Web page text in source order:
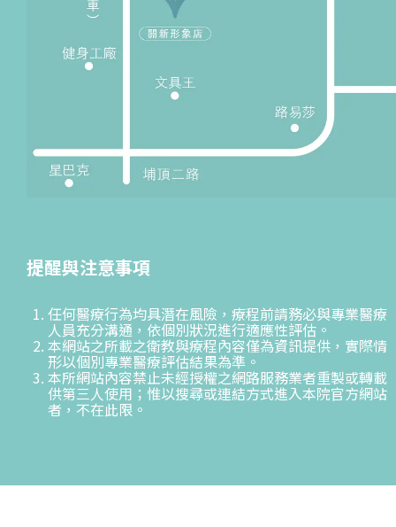
提醒與注意事項
任何醫療行為均具潛在風險，療程前請務必與專業醫療
人員充分溝通，依個別狀況進行適應性評估。
本網站之所載之衛教與療程內容僅為資訊提供，實際情
形以個別專業醫療評估結果為準。
本所網站內容禁止未經授權之網路服務業者重製或轉載
供第三人使用；惟以搜尋或連結方式進入本院官方網站
者，不在此限。